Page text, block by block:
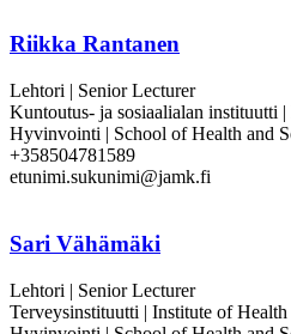
Riikka Rantanen
Lehtori | Senior Lecturer
Kuntoutus- ja sosiaalialan instituutti
Hyvinvointi | School of Health and
+358504781589
etunimi.sukunimi@jamk.fi
Sari Vähämäki
Lehtori | Senior Lecturer
Terveysinstituutti | Institute of Health